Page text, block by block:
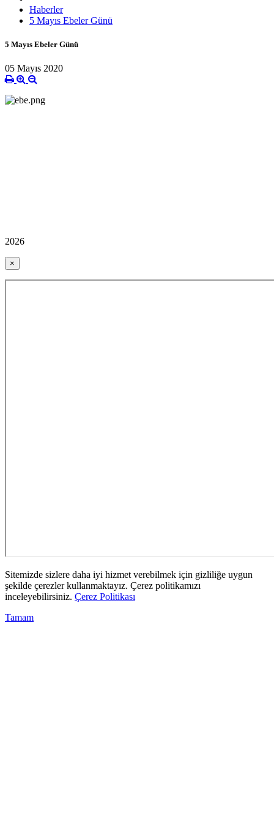
Haberler
5 Mayıs Ebeler Günü
5 Mayıs Ebeler Günü
05 Mayıs 2020
2026
×
Sitemizde sizlere daha iyi hizmet verebilmek için gizliliğe uygun
şekilde çerezler kullanmaktayız. Çerez politikamızı
inceleyebilirsiniz. Çerez Politikası
Tamam